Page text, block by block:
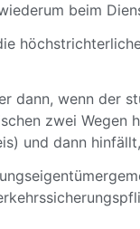
beim
dann, wenn der
zwei
und dann